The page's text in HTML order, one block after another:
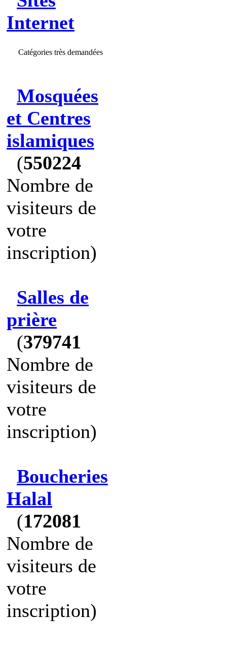
Internet
Catégories très demandées
Mosquées
et Centres
islamiques
(550224
Nombre de
visiteurs de
votre
inscription)
Salles de
prière
(379741
Nombre de
visiteurs de
votre
inscription)
Boucheries
Halal
(172081
Nombre de
visiteurs de
votre
inscription)